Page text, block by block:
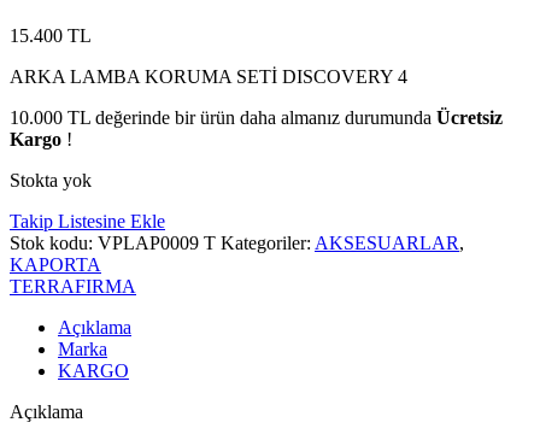
15.400 TL
ARKA LAMBA KORUMA SETİ DISCOVERY 4
10.000 TL değerinde bir ürün daha almanız durumunda Ücretsiz
Kargo !
Stokta yok
Takip Listesine Ekle
Stok kodu: VPLAP0009 T Kategoriler: AKSESUARLAR,
KAPORTA
TERRAFIRMA
Açıklama
Marka
KARGO
Açıklama